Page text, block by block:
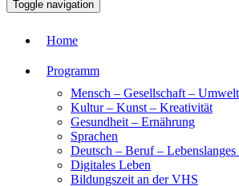
Toggle navigation
Home
Programm
Mensch – Gesellschaft – Umwelt
Kultur – Kunst – Kreativität
Gesundheit – Ernährung
Sprachen
Deutsch – Beruf – Lebenslanges
Digitales Leben
Bildungszeit an der VHS